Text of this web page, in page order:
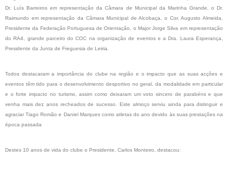
Dr. Luís Barreiros em representação da Câmara de Municipal da Marinha Grande, o Dr.
Raimundo em representação da Câmara Municipal de Alcobaça, o Cor. Augusto Almeida,
Presidente da Federação Portuguesa de Orientação, o Major Jorge Silva em representação
do RA4, grande parceiro do COC na organização de eventos e a Dra. Laura Esperança,
Presidente da Junta de Freguesia de Leiria.
Todos destacaram a importância do clube na região e o impacto que as suas acções e
eventos têm tido para o desenvolvimento desportivo no geral, da modalidade em particular
e o forte impacto no turismo, assim como deixaram um voto sincero de parabéns e que
venha mais dez anos recheados de sucesso. Este almoço serviu ainda para distinguir e
agraciar Tiago Romão e Daniel Marques como atletas do ano devido às suas prestações na
época passada
Destes 10 anos de vida do clube o Presidente, Carlos Monteiro, destacou: